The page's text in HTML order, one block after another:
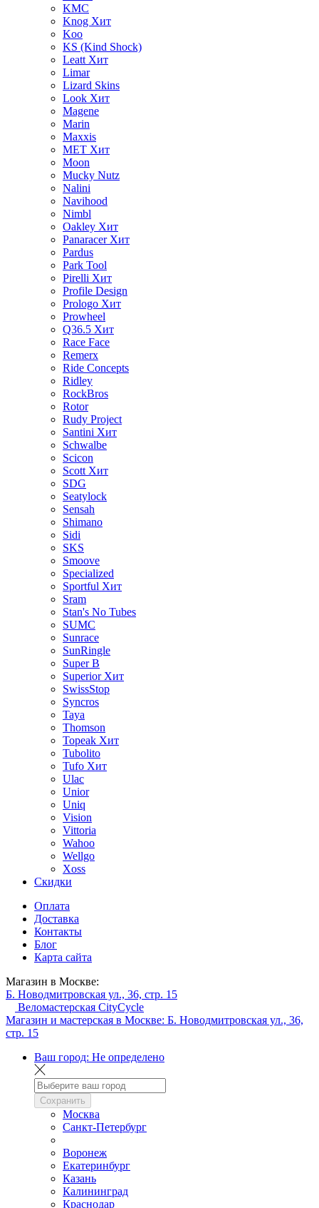
KMC
Knog Хит
Koo
KS (Kind Shock)
Leatt Хит
Limar
Lizard Skins
Look Хит
Magene
Marin
Maxxis
MET Хит
Moon
Mucky Nutz
Nalini
Navihood
Nimbl
Oakley Хит
Panaracer Хит
Pardus
Park Tool
Pirelli Хит
Profile Design
Prologo Хит
Prowheel
Q36.5 Хит
Race Face
Remerx
Ride Concepts
Ridley
RockBros
Rotor
Rudy Project
Santini Хит
Schwalbe
Scicon
Scott Хит
SDG
Seatylock
Sensah
Shimano
Sidi
SKS
Smoove
Specialized
Sportful Хит
Sram
Stan's No Tubes
SUMC
Sunrace
SunRingle
Super B
Superior Хит
SwissStop
Syncros
Taya
Thomson
Topeak Хит
Tubolito
Tufo Хит
Ulac
Unior
Uniq
Vision
Vittoria
Wahoo
Wellgo
Xoss
Скидки
Оплата
Доставка
Контакты
Блог
Карта сайта
Магазин в Москве:
Б. Новодмитровская ул., 36, стр. 15
Веломастерская CityCycle
Магазин и мастерская в Москве: Б. Новодмитровская ул., 36,
стр. 15
Ваш город: Не определено
Сохранить
Москва
Санкт-Петербург
Воронеж
Екатеринбург
Казань
Калининград
Краснодар